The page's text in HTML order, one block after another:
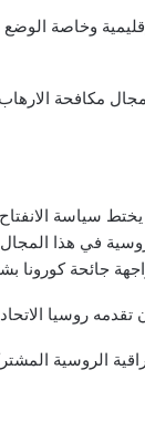
وخاصة
مكافحة
يختط سياسة
في هذا
جائحة كورونا
روسيا
الروسية